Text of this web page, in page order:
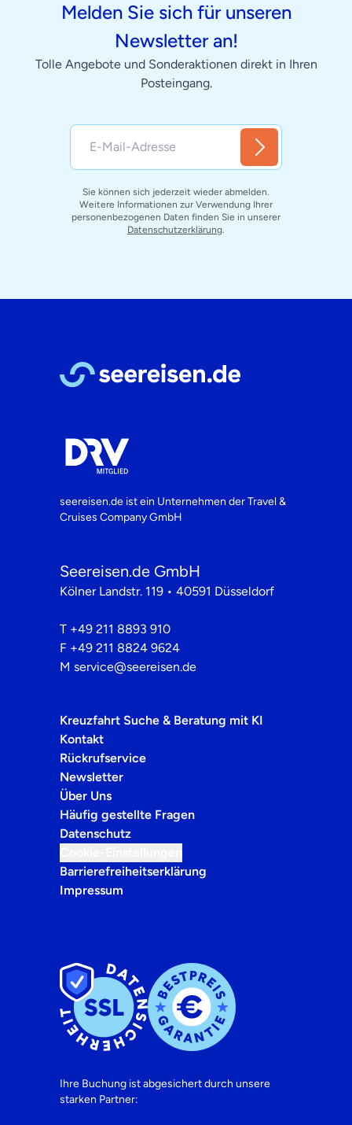
Melden Sie sich für unseren
Newsletter an!
Tolle Angebote und Sonderaktionen direkt in Ihren
Posteingang.
Sie können sich jederzeit wieder abmelden.
Weitere Informationen zur Verwendung Ihrer
personenbezogenen Daten finden Sie in unserer
Datenschutzerklärung.
seereisen.de ist ein Unternehmen derTravel &
Cruises Company GmbH
Seereisen.de GmbH
Kölner Landstr. 119 • 40591 Düsseldorf
T +49 211 8893 910
F +49 211 8824 9624
M service@seereisen.de
Kreuzfahrt Suche & Beratung mit KI
Kontakt
Rückrufservice
Newsletter
Über Uns
Häufig gestellte Fragen
Datenschutz
Barrierefreiheitserklärung
Impressum
Ihre Buchung ist abgesichert durch unsere
starken Partner: